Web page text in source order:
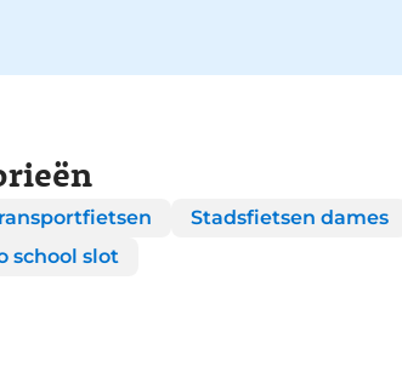
Stadsfietsen dames
school slot